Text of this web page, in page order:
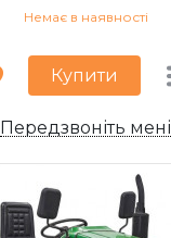
Немає в наявності
Купити
Передзвоніть мені